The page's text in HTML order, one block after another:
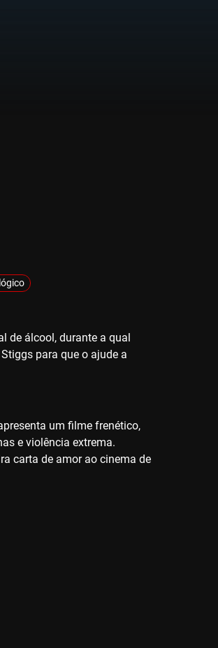
de álcool, durante a qual
para que o ajude a
um filme frenético,
e violência extrema.
carta de amor ao cinema de